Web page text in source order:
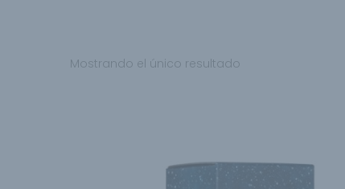
Mostrando el único resultado